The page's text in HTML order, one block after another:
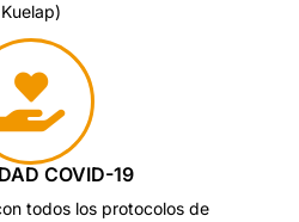
Kuelap)
COVID-19
todos los protocolos de